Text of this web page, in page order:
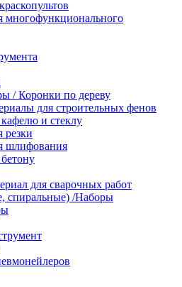
многофункционального
/ Коронки по дереву
для строительных фенов
и стеклу
резки
шлифования
для сварочных работ
спиральные) /Наборы